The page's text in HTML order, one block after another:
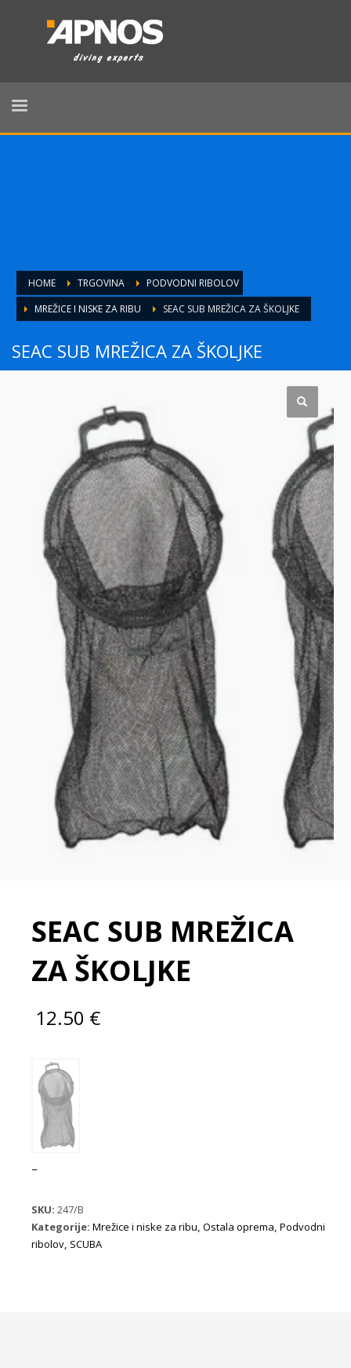
HOME TRGOVINA
PODVODNI RIBOLOV
MREŽICE I NISKE ZA RIBU
SEAC SUB MREŽICA ZA ŠKOLJKE
SEAC SUB MREŽICA ZA ŠKOLJKE
SEAC SUB MREŽICA
ZA ŠKOLJKE
12.50 €
–
SKU: 247/B
Kategorije: Mrežice i niske za ribu, Ostala oprema, Podvodni
ribolov, SCUBA